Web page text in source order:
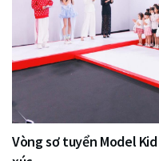
Vòng sơ tuyển Model